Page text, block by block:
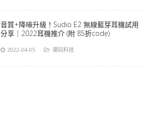
音質+降噪升級！Sudio E2 無線藍芽耳機試用
分享｜2022耳機推介 (附 85折code)
2022-04-05 潮玩科技